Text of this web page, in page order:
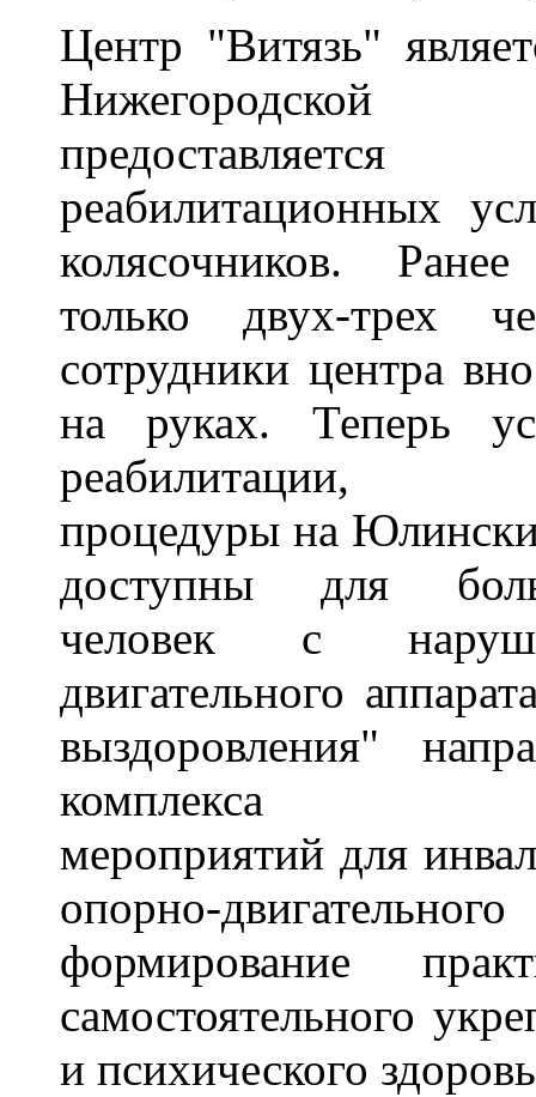
Центр "Витязь"
реабилитационных
колясочников.
только двух-трех
сотрудники центра
на руках. Теперь
реабилитации,
процедуры на
доступны для
человек с
двигательного
выздоровления"
комплекса
мероприятий для
опорно-
формирование
самостоятельного
и психического